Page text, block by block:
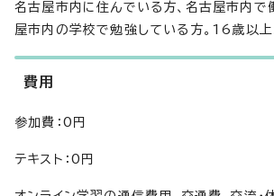
名古屋市内に住んでいる方、名古屋市内で
屋市内の学校で勉強している方。16歳以上
費用
参加費：0円
テキスト：0円